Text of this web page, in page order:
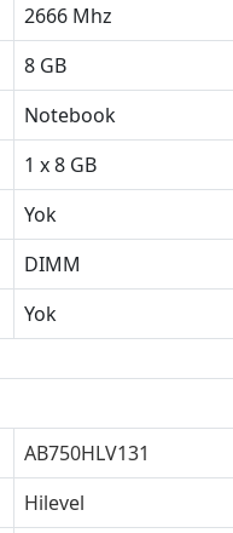
2666 Mhz
8 GB
Notebook
1 x 8 GB
Yok
DIMM
Yok
AB750HLV131
Hilevel